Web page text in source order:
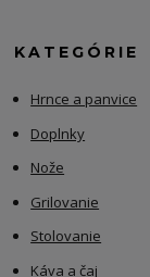
KATEGÓRIE
Hrnce a panvice
Doplnky
Nože
Grilovanie
Stolovanie
Káva a čaj